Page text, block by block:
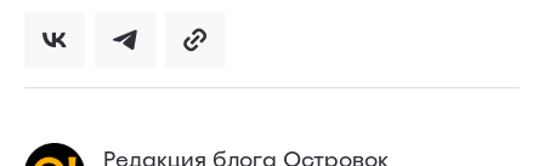
Редакция блога Островок